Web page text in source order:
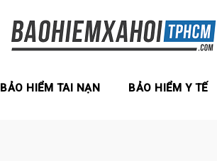
BẢO HIỂM TAI NẠN BẢO HIỂM Y TẾ